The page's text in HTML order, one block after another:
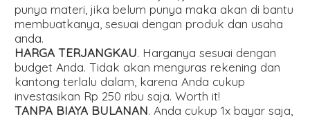
punya materi, jika belum punya maka akan di bantu
membuatkanya, sesuai dengan produk dan usaha
anda.
HARGA TERJANGKAU. Harganya sesuai dengan
budget Anda. Tidak akan menguras rekening dan
kantong terlalu dalam, karena Anda cukup
investasikan Rp 250 ribu saja. Worth it!
TANPA BIAYA BULANAN. Anda cukup 1x bayar saja,